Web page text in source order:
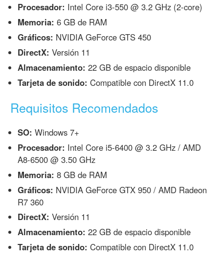
Procesador: Intel Core i3-550 @ 3.2 GHz (2-core)
Memoria: 6 GB de RAM
Gráficos: NVIDIA GeForce GTS 450
DirectX: Versión 11
Almacenamiento: 22 GB de espacio disponible
Tarjeta de sonido: Compatible con DirectX 11.0
Requisitos Recomendados
SO: Windows 7+
Procesador: Intel Core i5-6400 @ 3.2 GHz / AMD
A8-6500 @ 3.50 GHz
Memoria: 8 GB de RAM
Gráficos: NVIDIA GeForce GTX 950 / AMD Radeon
R7 360
DirectX: Versión 11
Almacenamiento: 22 GB de espacio disponible
Tarjeta de sonido: Compatible con DirectX 11.0